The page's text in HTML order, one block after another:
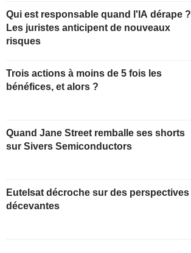
Qui est responsable quand l'IA dérape ?
Les juristes anticipent de nouveaux
risques
Trois actions à moins de 5 fois les
bénéfices, et alors ?
Quand Jane Street remballe ses shorts
sur Sivers Semiconductors
Eutelsat décroche sur des perspectives
décevantes